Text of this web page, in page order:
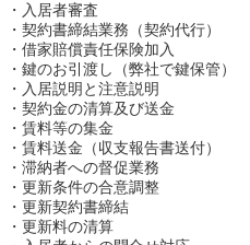
・入居者審査
・契約書締結業務（契約代行）
・借家賠償責任保険加入
・鍵のお引渡し（弊社で鍵保管）
・入居説明と注意説明
・契約金の清算及び送金
・賃料等の集金
・賃料送金（収支報告書送付）
・滞納者への督促業務
・更新条件の合意調整
・更新契約書締結
・更新料の清算